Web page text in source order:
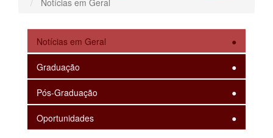
Notícias em Geral
Graduação
Pós-Graduação
Oportunidades